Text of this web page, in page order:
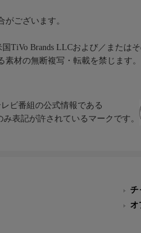
ございます。
TiVo Brands LLCおよび／または
材の無断複写・転載を禁じます。
ビ番組の公式情報である
表記が許されているマークです。
チ
オ